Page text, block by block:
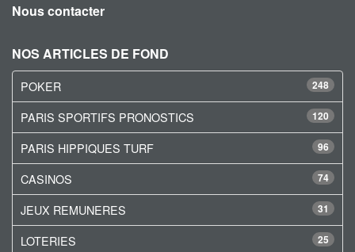
Nous contacter
NOS ARTICLES DE FOND
248
POKER
120
PARIS SPORTIFS PRONOSTICS
96
PARIS HIPPIQUES TURF
74
CASINOS
31
JEUX REMUNERES
25
LOTERIES